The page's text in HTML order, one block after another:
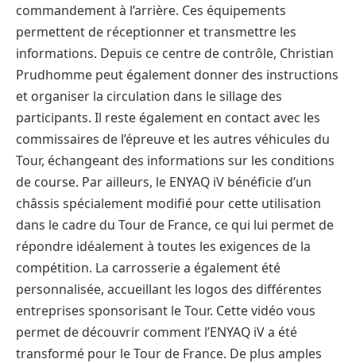
commandement à l’arrière. Ces équipements
permettent de réceptionner et transmettre les
informations. Depuis ce centre de contrôle, Christian
Prudhomme peut également donner des instructions
et organiser la circulation dans le sillage des
participants. Il reste également en contact avec les
commissaires de l’épreuve et les autres véhicules du
Tour, échangeant des informations sur les conditions
de course. Par ailleurs, le ENYAQ iV bénéficie d’un
châssis spécialement modifié pour cette utilisation
dans le cadre du Tour de France, ce qui lui permet de
répondre idéalement à toutes les exigences de la
compétition. La carrosserie a également été
personnalisée, accueillant les logos des différentes
entreprises sponsorisant le Tour. Cette vidéo vous
permet de découvrir comment l’ENYAQ iV a été
transformé pour le Tour de France. De plus amples